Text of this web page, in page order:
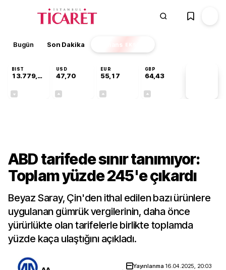
Bugün Son Dakika Finans EKSTRA
BIST
13.779,39
USD
47,70
EUR
55,17
GBP
64,43
ABD tarifede sınır tanımıyor:
Toplam yüzde 245'e çıkardı
Beyaz Saray, Çin'den ithal edilen bazı ürünlere
uygulanan gümrük vergilerinin, daha önce
yürürlükte olan tarifelerle birlikte toplamda
yüzde kaça ulaştığını açıkladı.
Yayınlanma 16.04.2025, 20:03